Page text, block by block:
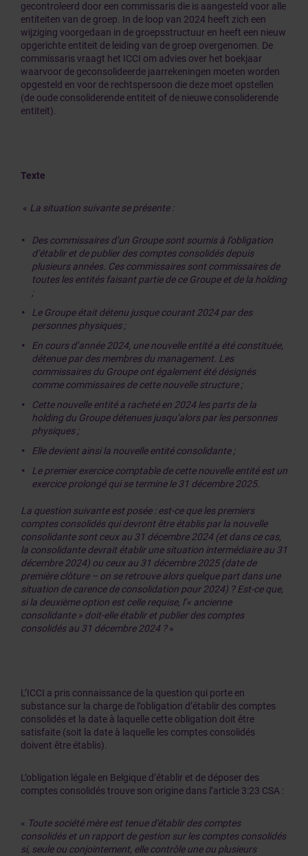
gecontroleerd door een commissaris die is aangesteld voor alle
entiteiten van de groep. In de loop van 2024 heeft zich een
wijziging voorgedaan in de groepsstructuur en heeft een nieuw
opgerichte entiteit de leiding van de groep overgenomen. De
commissaris vraagt het ICCI om advies over het boekjaar
waarvoor de geconsolideerde jaarrekeningen moeten worden
opgesteld en voor de rechtspersoon die deze moet opstellen
(de oude consoliderende entiteit of de nieuwe consoliderende
entiteit).
Texte
« La situation suivante se présente :
Des commissaires d’un Groupe sont soumis à l’obligation
d’établir et de publier des comptes consolidés depuis
plusieurs années. Ces commissaires sont commissaires de
toutes les entités faisant partie de ce Groupe et de la holding
;
Le Groupe était détenu jusque courant 2024 par des
personnes physiques ;
En cours d’année 2024, une nouvelle entité a été constituée,
détenue par des membres du management. Les
commissaires du Groupe ont également été désignés
comme commissaires de cette nouvelle structure ;
Cette nouvelle entité a racheté en 2024 les parts de la
holding du Groupe détenues jusqu’alors par les personnes
physiques ;
Elle devient ainsi la nouvelle entité consolidante ;
Le premier exercice comptable de cette nouvelle entité est un
exercice prolongé qui se termine le 31 décembre 2025.
La question suivante est posée : est-ce que les premiers
comptes consolidés qui devront être établis par la nouvelle
consolidante sont ceux au 31 décembre 2024 (et dans ce cas,
la consolidante devrait établir une situation intermédiaire au 31
décembre 2024) ou ceux au 31 décembre 2025 (date de
première clôture – on se retrouve alors quelque part dans une
situation de carence de consolidation pour 2024) ? Est-ce que,
si la deuxième option est celle requise, l’« ancienne
consolidante » doit-elle établir et publier des comptes
consolidés au 31 décembre 2024 ?»
L’ICCI a pris connaissance de la question qui porte en
substance sur la charge de l’obligation d’établir des comptes
consolidés et la date à laquelle cette obligation doit être
satisfaite (soit la date à laquelle les comptes consolidés
doivent être établis).
L’obligation légale en Belgique d’établir et de déposer des
comptes consolidés trouve son origine dans l’article 3:23 CSA :
« Toute société mère est tenue d'établir des comptes
consolidés et un rapport de gestion sur les comptes consolidés
si, seule ou conjointement, elle contrôle une ou plusieurs